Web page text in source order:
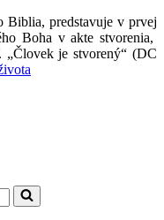
Biblia, predstavuje v prvej
Boha v akte stvorenia,
„Človek je stvorený“ (DC